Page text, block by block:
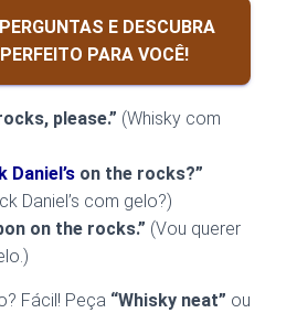
E DESCUBRA
PARA VOCÊ!
please.” (Whisky com
Daniel’s on the rocks?”
Daniel’s com gelo?)
on the rocks.” (Vou querer
Fácil! Peça “Whisky neat” ou